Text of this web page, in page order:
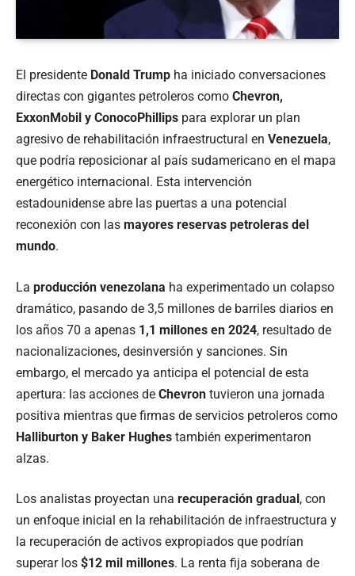
El presidente Donald Trump ha iniciado conversaciones
directas con gigantes petroleros como Chevron,
ExxonMobil y ConocoPhillips para explorar un plan
agresivo de rehabilitación infraestructural en Venezuela,
que podría reposicionar al país sudamericano en el mapa
energético internacional. Esta intervención
estadounidense abre las puertas a una potencial
reconexión con las mayores reservas petroleras del
mundo.
La producción venezolana ha experimentado un colapso
dramático, pasando de 3,5 millones de barriles diarios en
los años 70 a apenas 1,1 millones en 2024, resultado de
nacionalizaciones, desinversión y sanciones. Sin
embargo, el mercado ya anticipa el potencial de esta
apertura: las acciones de Chevron tuvieron una jornada
positiva mientras que firmas de servicios petroleros como
Halliburton y Baker Hughes también experimentaron
alzas.
Los analistas proyectan una recuperación gradual , con
un enfoque inicial en la rehabilitación de infraestructura y
la recuperación de activos expropiados que podrían
superar los $12 mil millones. La renta fija soberana de